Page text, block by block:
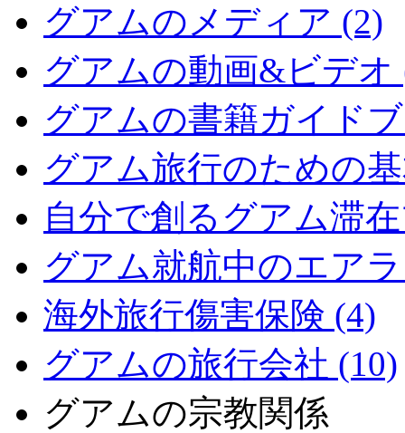
グアムのメディア (2)
グアムの動画&ビデオ
グアムの書籍ガイド
グアム旅行のための
自分で創るグアム滞
グアム就航中のエア
海外旅行傷害保険 (4)
グアムの旅行会社 (10)
グアムの宗教関係